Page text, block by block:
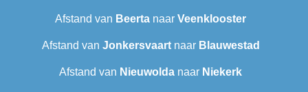
Afstand van Beerta naar Veenklooster
Afstand van Jonkersvaartnaar Blauwestad
Afstand van Nieuwolda naar Niekerk